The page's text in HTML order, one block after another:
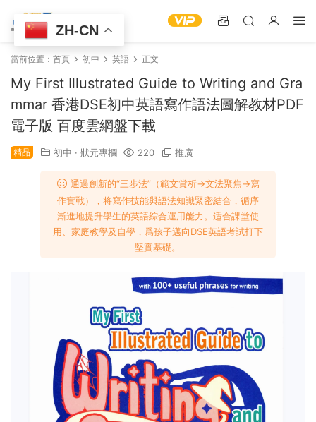
當前位置： 首頁 初中 英語 正文
My First Illustrated Guide to Writing and Gra
mmar 香港DSE初中英語寫作語法圖解教材PDF
電子版 百度雲網盤下載
精品 初中 · 狀元專欄 220 推廣
通過創新的“三步法”（範文賞析→文法聚焦→寫
作實戰），将寫作技能與語法知識緊密結合，循序
漸進地提升學生的英語綜合運用能力。适合課堂使
用、家庭教學及自學，爲孩子邁向DSE英語考試打下
堅實基礎。
ZH-CN